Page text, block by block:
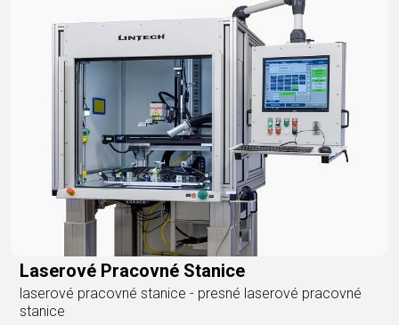
Laserové Pracovné Stanice
laserové pracovné stanice - presné laserové pracovné
stanice